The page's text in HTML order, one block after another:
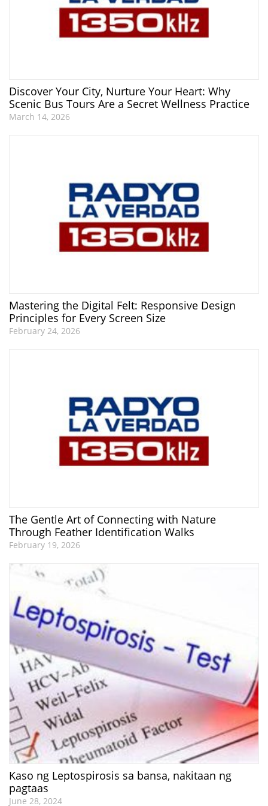
Discover Your City, Nurture Your Heart: Why
Scenic Bus Tours Are a Secret Wellness Practice
March 14, 2026
Mastering the Digital Felt: Responsive Design
Principles for Every Screen Size
February 24, 2026
The Gentle Art of Connecting with Nature
Through Feather Identification Walks
February 19, 2026
Kaso ng Leptospirosis sa bansa, nakitaan ng
pagtaas
June 28, 2024